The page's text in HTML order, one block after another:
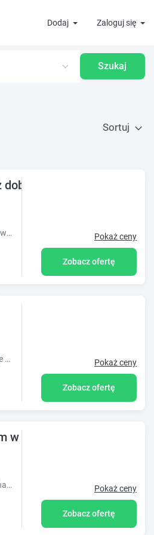
Dodaj Zaloguj się
Szukaj
Sortuj
zabawę. Sauna dla
Pyzówka to gospodarstwo agroturystyczne w Górach Świętokrzyskich wśród pól i lasów. Wymarzone miejsce na wieczory kawalerskie i panieńskie Pokaż ceny
Zobacz ofertę
Zapraszam do malowniczych Gór Świętokrzyskich. Nasz obiekt znajduje się pięknej miejscowości Porąbki wzdłuż Łysicy .Blisko mamy na piękne szlaki turys Pokaż ceny
Zobacz ofertę
Cedzynie, hala garażowa
Obiekt Apartament Business & Living No 91 Nad Zalewem w Cedzynie, hala garażowa, położony w miejscowości Cedzyna, oferuje balkon oraz bezpłatne W Pokaż ceny
Zobacz ofertę